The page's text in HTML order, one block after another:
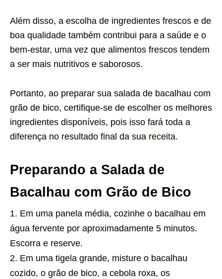
Além disso, a escolha de ingredientes frescos e de
boa qualidade também contribui para a saúde e o
bem-estar, uma vez que alimentos frescos tendem
a ser mais nutritivos e saborosos.
Portanto, ao preparar sua salada de bacalhau com
grão de bico, certifique-se de escolher os melhores
ingredientes disponíveis, pois isso fará toda a
diferença no resultado final da sua receita.
Preparando a Salada de
Bacalhau com Grão de Bico
Em uma panela média, cozinhe o bacalhau em
água fervente por aproximadamente 5 minutos.
Escorra e reserve.
Em uma tigela grande, misture o bacalhau
cozido, o grão de bico, a cebola roxa, os